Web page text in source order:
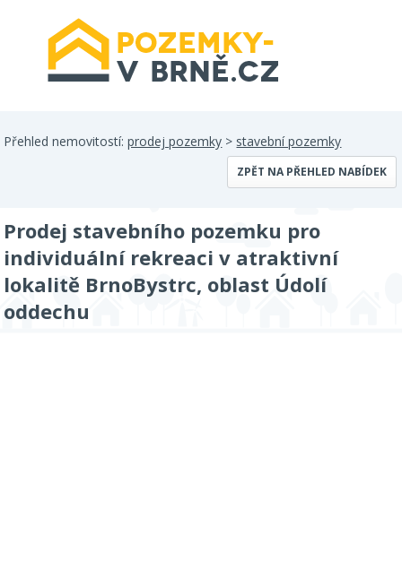
Přehled nemovitostí:prodej pozemky > stavební pozemky
ZPĚT NA PŘEHLED NABÍDEK
Prodej stavebního pozemku pro
individuální rekreaci v atraktivní
lokalitě BrnoBystrc, oblast Údolí
oddechu